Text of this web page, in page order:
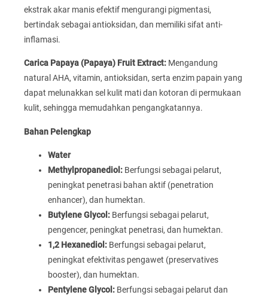
ekstrak akar manis efektif mengurangi pigmentasi,
bertindak sebagai antioksidan, dan memiliki sifat anti-
inflamasi.
Carica Papaya (Papaya) Fruit Extract: Mengandung
natural AHA, vitamin, antioksidan, serta enzim papain yang
dapat melunakkan sel kulit mati dan kotoran di permukaan
kulit, sehingga memudahkan pengangkatannya.
Bahan Pelengkap
Water
Methylpropanediol: Berfungsi sebagai pelarut,
peningkat penetrasi bahan aktif (penetration
enhancer), dan humektan.
Butylene Glycol: Berfungsi sebagai pelarut,
pengencer, peningkat penetrasi, dan humektan.
1,2 Hexanediol: Berfungsi sebagai pelarut,
peningkat efektivitas pengawet (preservatives
booster), dan humektan.
Pentylene Glycol: Berfungsi sebagai pelarut dan